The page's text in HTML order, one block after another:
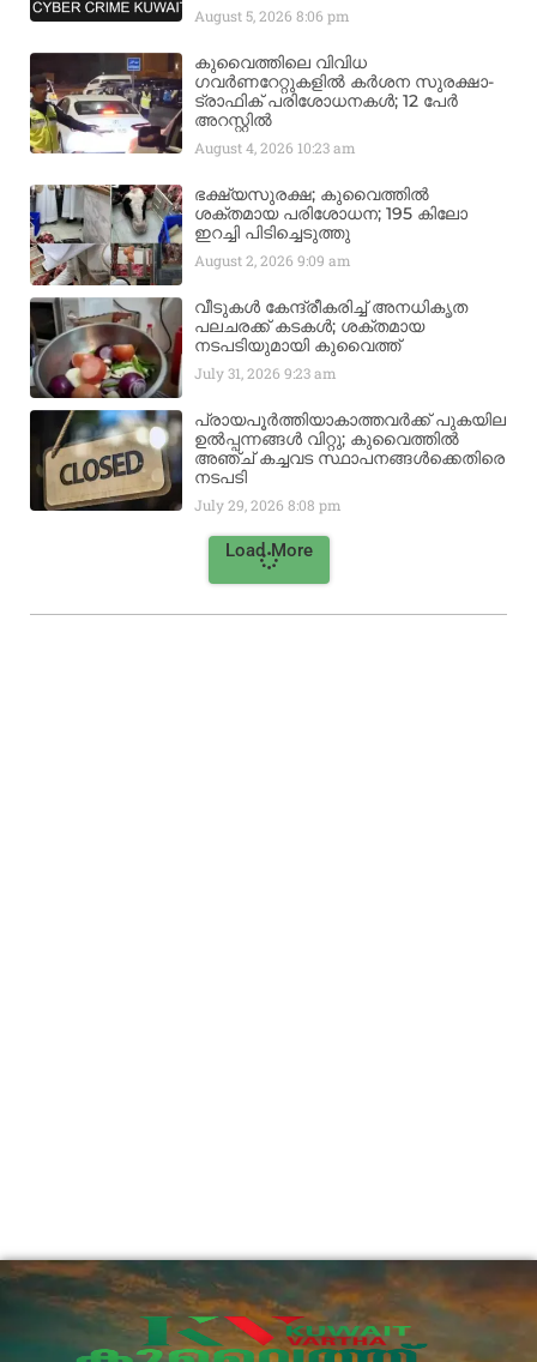
August 5, 20268:06 pm
കുവൈത്തിലെ വിവിധ
ഗവർണറേറ്റുകളിൽ കർശന സുരക്ഷാ-
ട്രാഫിക് പരിശോധനകൾ; 12 പേർ
അറസ്റ്റിൽ
August 4, 2026 10:23 am
ഭക്ഷ്യസുരക്ഷ; കുവൈത്തിൽ
ശക്തമായ പരിശോധന; 195 കിലോ
ഇറച്ചി പിടിച്ചെടുത്തു
August 2, 20269:09 am
വീടുകൾ കേന്ദ്രീകരിച്ച് അനധികൃത
പലചരക്ക് കടകൾ; ശക്തമായ
നടപടിയുമായി കുവൈത്ത്
July 31, 20269:23 am
പ്രായപൂർത്തിയാകാത്തവർക്ക് പുകയില
ഉൽപ്പന്നങ്ങൾ വിറ്റു; കുവൈത്തിൽ
അഞ്ച് കച്ചവട സ്ഥാപനങ്ങൾക്കെതിരെ
നടപടി
July 29, 20268:08 pm
Load More